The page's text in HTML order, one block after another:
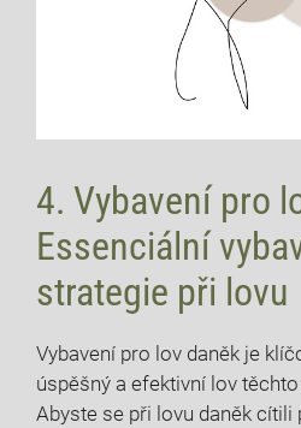
4.‌ Vybavení pro
Essenciální
strategie ⁢při lovu
Vybavení pro lov daněk je
úspěšný a‍ efektivní‌ lov
Abyste se při lovu daněk ​cítili